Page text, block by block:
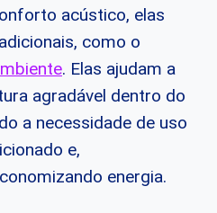
acústico, elas
como o
. Elas ajudam a
agradável dentro do
a necessidade de uso
e,
energia.